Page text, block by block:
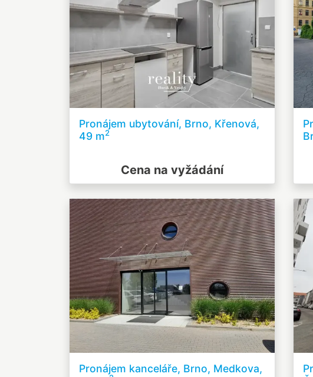
Pronájem ubytování, Brno, Křenová,
49 m2
Cena na vyžádání
Pronájem kanceláře, Brno, Medkova,